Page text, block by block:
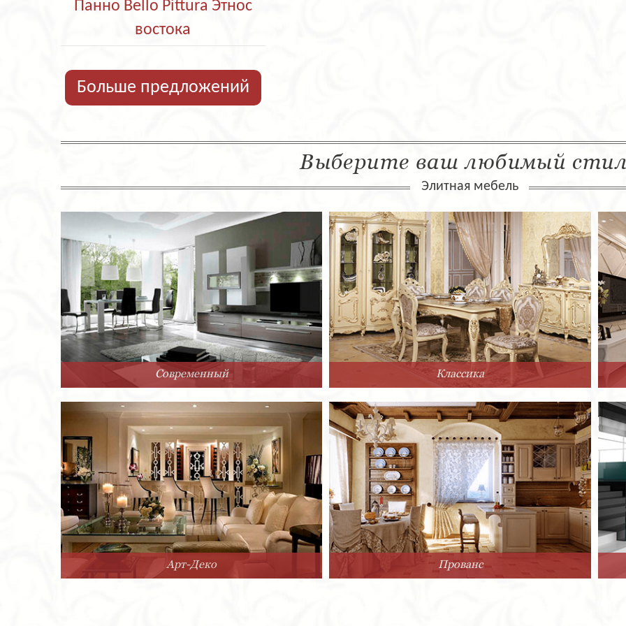
Панно Bello Pittura Этнос
востока
Больше предложений
Выберите ваш любимый
Элитная мебель
Современный Классика
Арт-Деко Прованс